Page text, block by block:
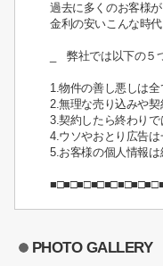
過去に多くのお客様
金利の安いこんな時
_ 弊社では以下の５
1.物件の善し悪しは全
2.無理な売り込みや契
3.契約したら終わり
4.ウソやおとり広告は
5.お客様の個人情報は
PHOTO GALLERY